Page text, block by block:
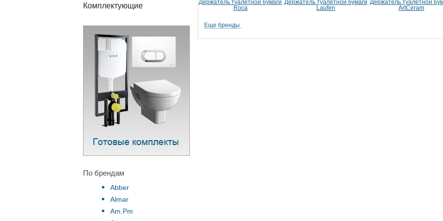
Комплектующие
По брендам
Abber
Almar
Am.Pm
Держатель туалетной бумаги
Roca
Держатель туалетной бумаги
Laufen
Держатель туалетной
ArtCeram
Еще бренды